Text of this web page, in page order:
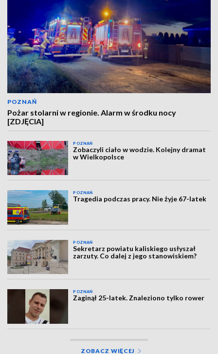
POZNAŃ
Pożar stolarni w regionie. Alarm w środku nocy
[ZDJĘCIA]
POZNAŃ
Zobaczyli ciało w wodzie. Kolejny dramat
w Wielkopolsce
POZNAŃ
Tragedia podczas pracy. Nie żyje 67-latek
POZNAŃ
Sekretarz powiatu kaliskiego usłyszał
zarzuty. Co dalej z jego stanowiskiem?
POZNAŃ
Zaginął 25-latek. Znaleziono tylko rower
ZOBACZ WIĘCEJ